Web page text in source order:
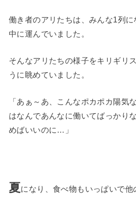
働き者のアリたちは、みんな1列
中に運んでいました。
そんなアリたちの様子をキリギリ
うに眺めていました。
「あぁ～あ、こんなポカポカ陽気
はなんであんなに働いてばっかり
めばいいのに…」
夏になり、食べ物もいっぱいで他